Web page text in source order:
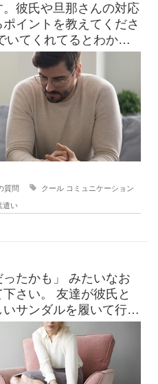
彼氏や旦那さんの対応
イントを教えてくださ
いてくれてるとわかっ
プに
質問 クール コミュニケーション
遣い
ったかも」 みたいなお
達が彼氏と
サンダルを履いて行っ